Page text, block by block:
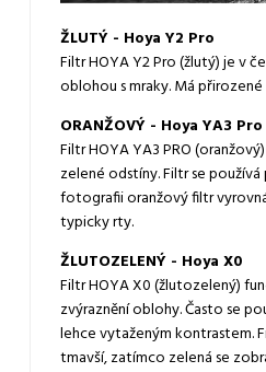
ŽLUTÝ - Hoya Y2 Pro
Filtr HOYA Y2 Pro (žlutý) je v
oblohou s mraky. Má
ORANŽOVÝ - Hoya YA3 Pro
Filtr HOYA YA3 PRO
zelené odstíny. Filtr se
fotografii oranžový filtr
typicky rty.
ŽLUTOZELENÝ - Hoya X0
Filtr HOYA X0 (žlutozelený)
zvýraznění oblohy. Často se
lehce vytaženým
tmavší, zatímco zelená se